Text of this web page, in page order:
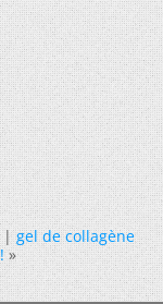
gel de collagène
»